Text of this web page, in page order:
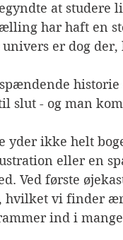
at studere
har haft en
er dog
slut - og man
yder ikke helt
eller en
Ved første
hvilket vi finder
ind i